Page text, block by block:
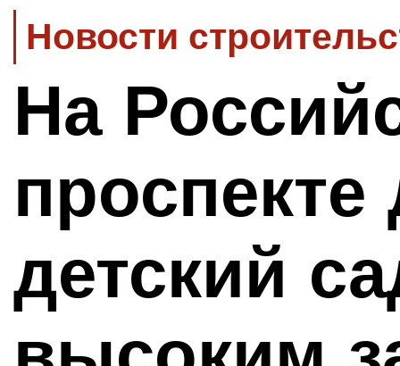
Новости
На
детский